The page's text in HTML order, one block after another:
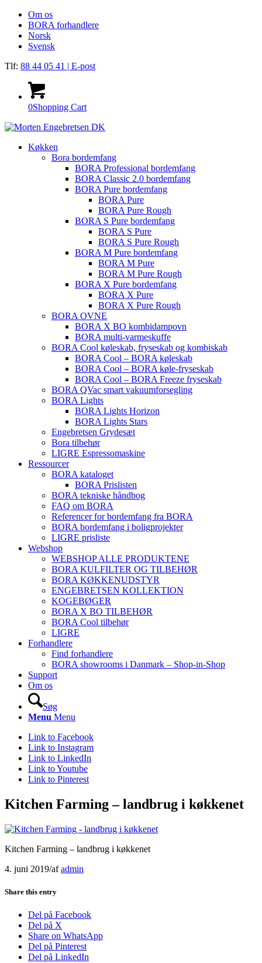
Om os
BORA forhandlere
Norsk
Svensk
Tlf: 88 44 05 41 | E-post
0Shopping Cart
Køkken
Bora bordemfang
BORA Professional bordemfang
BORA Classic 2.0 bordemfang
BORA Pure bordemfang
BORA Pure
BORA Pure Rough
BORA S Pure bordemfang
BORA S Pure
BORA S Pure Rough
BORA M Pure bordemfang
BORA M Pure
BORA M Pure Rough
BORA X Pure bordemfang
BORA X Pure
BORA X Pure Rough
BORA OVNE
BORA X BO kombidampovn
BORA multi-varmeskuffe
BORA Cool køleskab, fryseskab og kombiskab
BORA Cool – BORA køleskab
BORA Cool – BORA køle-fryseskab
BORA Cool – BORA Freeze fryseskab
BORA QVac smart vakuumforsegling
BORA Lights
BORA Lights Horizon
BORA Lights Stars
Engebretsen Grydesæt
Bora tilbehør
LIGRE Espressomaskine
Ressourcer
BORA kataloget
BORA Prislisten
BORA tekniske håndbog
FAQ om BORA
Referencer for bordemfang fra BORA
BORA bordemfang i boligprojekter
LIGRE prisliste
Webshop
WEBSHOP ALLE PRODUKTENE
BORA KULFILTER OG TILBEHØR
BORA KØKKENUDSTYR
ENGEBRETSEN KOLLEKTION
KOGEBØGER
BORA X BO TILBEHØR
BORA Cool tilbehør
LIGRE
Forhandlere
Find forhandlere
BORA showrooms i Danmark – Shop-in-Shop
Support
Om os
Søg
Menu Menu
Link to Facebook
Link to Instagram
Link to LinkedIn
Link to Youtube
Link to Pinterest
Kitchen Farming – landbrug i køkkenet
Kitchen Farming – landbrug i køkkenet
4. juni 2019/afadmin
Share this entry
Del på Facebook
Del på X
Share on WhatsApp
Del på Pinterest
Del på LinkedIn